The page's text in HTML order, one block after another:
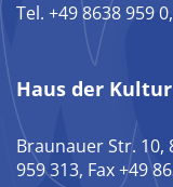
Tel. +49 8638 959
Haus der Kultur
Braunauer Str. 10,
959 313, Fax +49